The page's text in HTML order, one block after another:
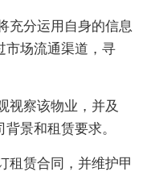
充分运用自身的信息
市场流通渠道，寻
视察该物业，并及
景和租赁要求。
租赁合同，并维护甲